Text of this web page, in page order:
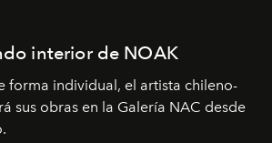
interior de NOAK
forma individual, el artista chileno-
sus obras en la Galería NAC desde